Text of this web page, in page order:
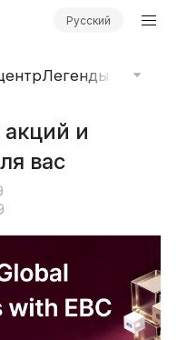
Русский
Легенды рынка
и
вас